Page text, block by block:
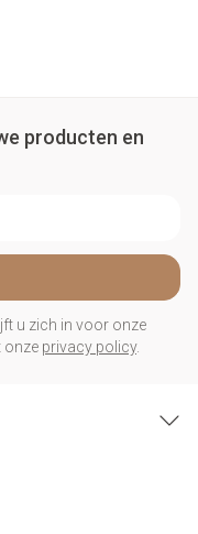
producten en
u zich in voor onze
onze privacy policy.